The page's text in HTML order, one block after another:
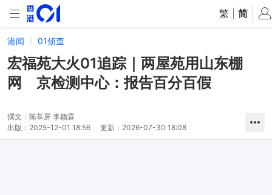
繁 简
港闻 01侦查
宏福苑大火01追踪｜两屋苑用山东棚
网 京检测中心：报告百分百假
撰文： 陈萃屏 李颖霖
出版： 2025-12-01 18:56 更新： 2026-07-30 18:08